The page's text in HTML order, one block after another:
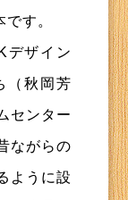
す。
デザイン
（秋岡芳
センター
ながらの
ように設